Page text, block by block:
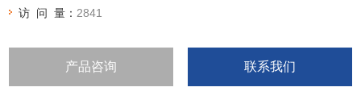
访 问 量：2841
产品咨询 联系我们